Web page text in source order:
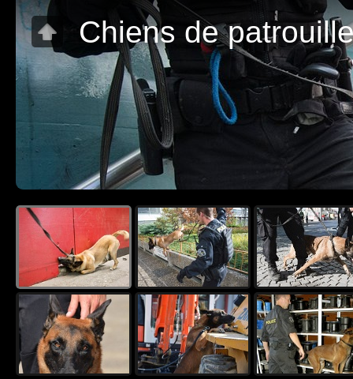
Chiens de